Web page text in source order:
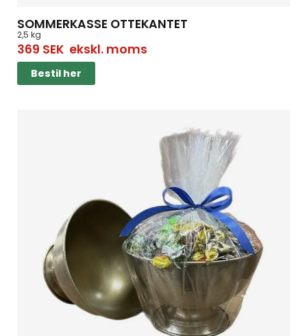
SOMMERKASSE OTTEKANTET
2,5 kg
369 SEKekskl. moms
Bestil her